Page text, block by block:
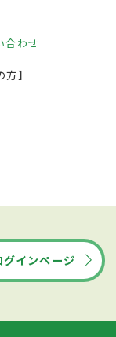
合わせ
】
インページ